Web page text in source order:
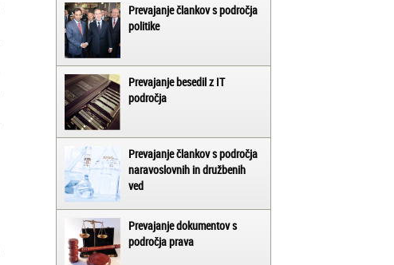
Prevajanje člankov s področja
politike
Prevajanje besedil z IT
področja
Prevajanje člankov s področja
naravoslovnih in družbenih
ved
Prevajanje dokumentov s
področja prava